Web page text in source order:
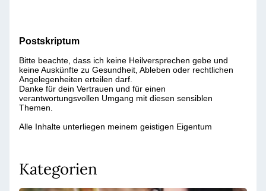
Postskriptum
Bitte beachte, dass ich keine Heilversprechen gebe und
keine Auskünfte zu Gesundheit, Ableben oder rechtlichen
Angelegenheiten erteilen darf.
Danke für dein Vertrauen und für einen
verantwortungsvollen Umgang mit diesen sensiblen
Themen.
Alle Inhalte unterliegen meinem geistigen Eigentum
Kategorien